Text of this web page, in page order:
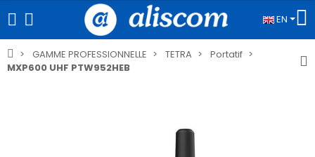
EN
GAMME PROFESSIONNELLE TETRA
Portatif
MXP600 UHF PTW952HEB